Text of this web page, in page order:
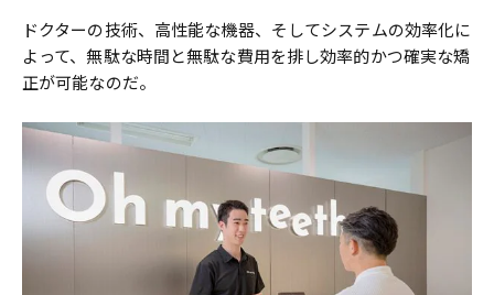
ドクターの技術、高性能な機器、そしてシステムの効率化に
よって、無駄な時間と無駄な費用を排し効率的かつ確実な矯
正が可能なのだ。